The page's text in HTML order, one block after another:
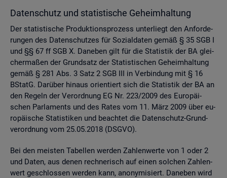
Da­ten­schutz und sta­tis­ti­sche Ge­heim­hal­tung
Der sta­tis­ti­sche Pro­duk­ti­ons­pro­zess un­ter­liegt den An­for­de­
run­gen des Da­ten­schut­zes für So­zi­al­da­ten gemäß § 35 SGB I
und §§ 67 ff SGB X. Da­ne­ben gilt für die Sta­tis­tik der BA glei­
cher­ma­ßen der Grund­satz der Sta­tis­ti­schen Ge­heim­hal­tung
gemäß § 281 Abs. 3 Satz 2 SGB III in Ver­bin­dung mit § 16
BStatG. Dar­über hin­aus ori­en­tiert sich die Sta­tis­tik der BA an
den Re­geln der Ver­ord­nung EG Nr. 223/2009 des Eu­ro­päi­
schen Par­la­ments und des Rates vom 11. März 2009 über eu­
ro­päi­sche Sta­tis­ti­ken und be­ach­tet die Da­ten­schutz-Grund­
ver­ord­nung vom 25.05.2018 (DSGVO).
Bei den meis­ten Ta­bel­len wer­den Zah­len­wer­te von 1 oder 2
und Daten, aus denen rech­ne­risch auf einen sol­chen Zah­len­
wert ge­schlos­sen wer­den kann, an­ony­mi­siert. Da­ne­ben wird